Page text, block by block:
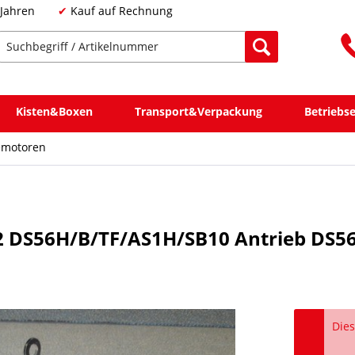
Kauf auf Rechnung
Kisten&Boxen Transport&Verpackung
B/TF/AS1H/SB10 Antrieb